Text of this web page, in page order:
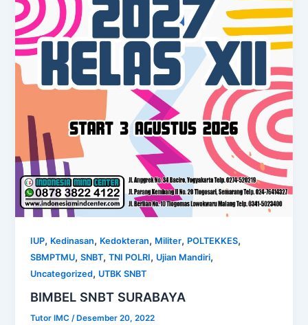
IUP, Kedinasan, Kedokteran, Militer, POLTEKKES,
SBMPTMU,SNBT,TNI POLRI, Ujian Mandiri,
Uncategorized, UTBK SNBT
BIMBEL SNBT SURABAYA
Tutor IMC/ Desember 20, 2022